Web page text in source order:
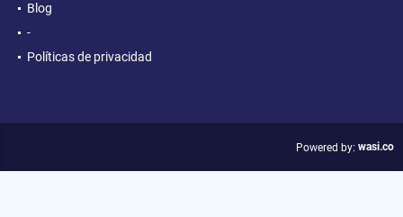
Blog
-
Políticas de privacidad
Powered by: wasi.co